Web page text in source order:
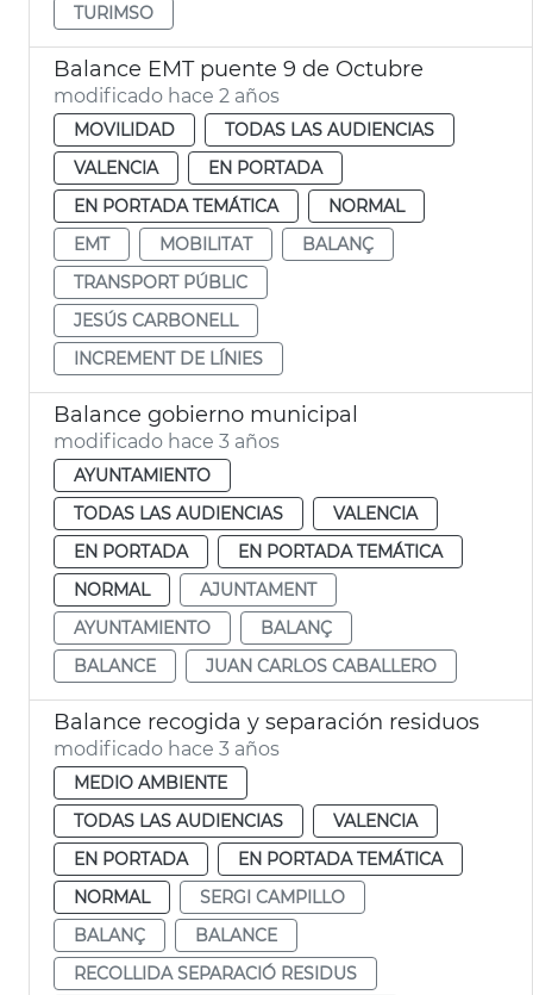
TURIMSO
Balance EMT puente 9 de Octubre
modificado hace 2 años
MOVILIDAD
TODAS LAS AUDIENCIAS
VALENCIA
EN PORTADA
EN PORTADA TEMÁTICA
NORMAL
EMT
MOBILITAT
BALANÇ
TRANSPORT PÚBLIC
JESÚS CARBONELL
INCREMENT DE LÍNIES
Balance gobierno municipal
modificado hace 3 años
AYUNTAMIENTO
TODAS LAS AUDIENCIAS
VALENCIA
EN PORTADA
EN PORTADA TEMÁTICA
NORMAL
AJUNTAMENT
AYUNTAMIENTO
BALANÇ
BALANCE
JUAN CARLOS CABALLERO
Balance recogida y separación residuos
modificado hace 3 años
MEDIO AMBIENTE
TODAS LAS AUDIENCIAS
VALENCIA
EN PORTADA
EN PORTADA TEMÁTICA
NORMAL
SERGI CAMPILLO
BALANÇ
BALANCE
RECOLLIDA SEPARACIÓ RESIDUS